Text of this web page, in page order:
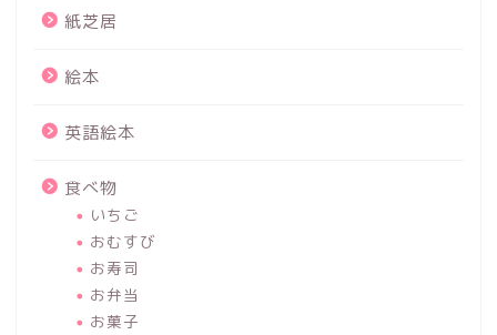
紙芝居
絵本
英語絵本
食べ物
いちご
おむすび
お寿司
お弁当
お菓子